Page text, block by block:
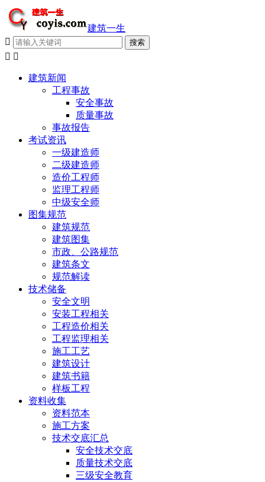
建筑一生

 
建筑新闻
工程事故
安全事故
质量事故
事故报告
考试资讯
一级建造师
二级建造师
造价工程师
监理工程师
中级安全师
图集规范
建筑规范
建筑图集
市政、公路规范
建筑条文
规范解读
技术储备
安全文明
安装工程相关
工程造价相关
工程监理相关
施工工艺
建筑设计
建筑书籍
样板工程
资料收集
资料范本
施工方案
技术交底汇总
安全技术交底
质量技术交底
三级安全教育